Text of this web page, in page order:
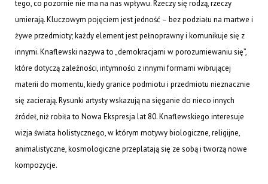
tego, co pozornie nie ma na nas wpływu. Rzeczy się rodzą, rzeczy
umierają. Kluczowym pojęciem jest jedność – bez podziału na martwe i
żywe przedmioty; każdy element jest pełnoprawny i komunikuje się z
innymi. Knaflewski nazywa to „demokracjami w porozumiewaniu się”,
które dotyczą zależności, intymności z innymi formami wibrującej
materii do momentu, kiedy granice podmiotu i przedmiotu nieznacznie
się zacierają. Rysunki artysty wskazują na sięganie do nieco innych
źródeł, niż robiła to Nowa Ekspresja lat 80. Knaflewskiego interesuje
wizja świata holistycznego, w którym motywy biologiczne, religijne,
animalistyczne, kosmologiczne przeplatają się ze sobą i tworzą nowe
kompozycje.